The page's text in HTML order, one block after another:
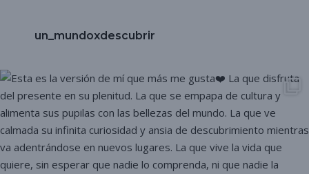
un_mundoxdescubrir